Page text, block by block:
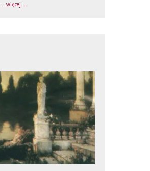
... więcej ...